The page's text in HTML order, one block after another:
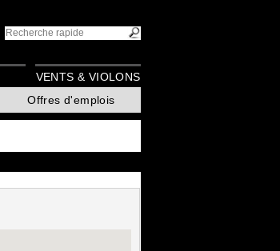
Offres d'emplois
VENTS & VIOLONS